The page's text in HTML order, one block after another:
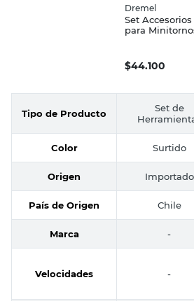
Dremel
Set Accesorios
para
$44.100
Tipo de Producto
Set de
Color Surtido
Origen Importado
País de Origen Chile
Marca -
Velocidades -